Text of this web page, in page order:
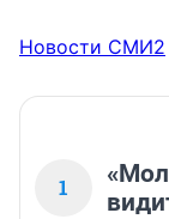
Новости СМИ2
1